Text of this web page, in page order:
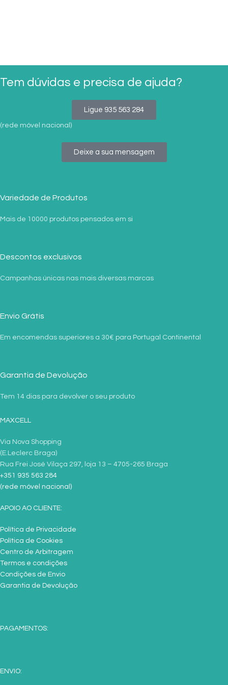
Tem dúvidas e precisa de ajuda?
Ligue 935 563 284
(rede móvel nacional)
Deixe a sua mensagem
Variedade de Produtos
Mais de 10000 produtos pensados em si
Descontos exclusivos
Campanhas únicas nas mais diversas marcas
Envio Grátis
Em encomendas superiores a 30€ para Portugal Continental
Garantia de Devolução
Tem 14 dias para devolver o seu produto
MAXCELL
Via Nova Shopping
(E.Leclerc Braga)
Rua Frei José Vilaça 297, loja 13 – 4705-265 Braga
+351 935 563 284
(rede móvel nacional)
APOIO AO CLIENTE:
Política de Privacidade
Política de Cookies
Centro de Arbitragem
Termos e condições
Condições de Envio
Garantia de Devolução
PAGAMENTOS:
ENVIO: